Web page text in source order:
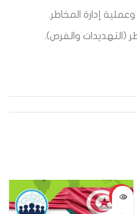
إدارة المخاطر.
(التهديدات والفرص).
-33%